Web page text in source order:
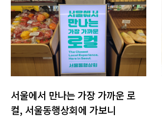
서울에서 만나는 가장 가까운 로
컬, 서울동행상회에 가보니